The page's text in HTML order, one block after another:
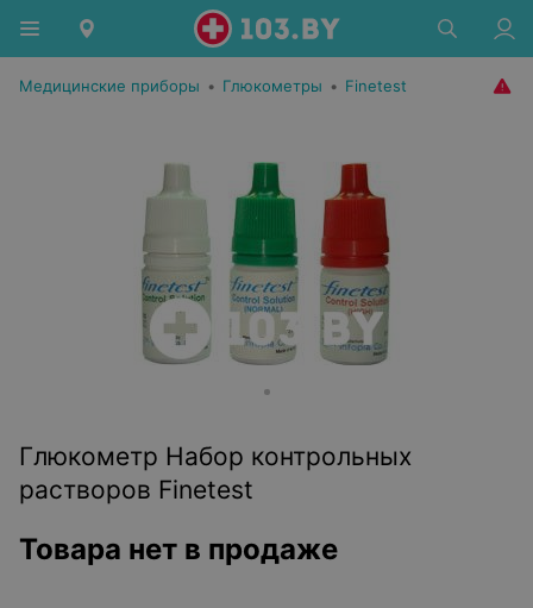
Медицинские приборы • Глюкометры • Finetest
Глюкометр Набор контрольных
растворов Finetest
Товара нет в продаже